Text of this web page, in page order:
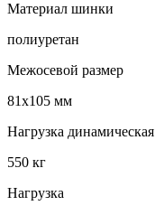
Материал шинки
полиуретан
Межосевой размер
81х105 мм
Нагрузка динамическая
550 кг
Нагрузка